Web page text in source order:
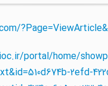
portal/home/
2efd-